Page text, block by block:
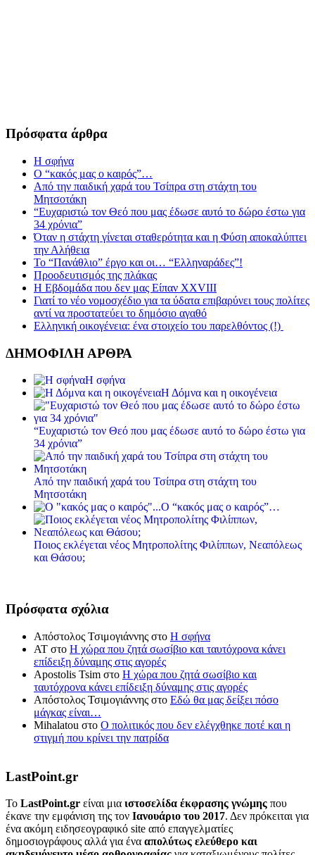
Πρόσφατα άρθρα
Η σφήνα
Ο “κακός μας ο καιρός”…
Από την παιδική χαρά του Τσίπρα στη στάχτη του
Μητσοτάκη
“Ευχαριστώ τον Θεό που μας έδωσε αυτό το δώρο έστω για
34 χρόνια”
Όταν η στάχτη γίνεται σταθερότητα και η Φύση αποκαλύπτει
την Αλήθεια
Το “Πανάθλιο” έργο και οι… “Ελληναράδες”!
Προοδευτισμός της πλάκας
Η Εβδομάδα που δεν μας Είπαν XXVIII
Γιατί το νέο νομοσχέδιο για τα ύδατα επιβαρύνει τους πολίτες
αντί να προστατεύει το δημόσιο αγαθό
Ελληνική οικογένεια: ένα στοιχείο του παρελθόντος (!)
ΔΗΜΟΦΙΛΗ ΑΡΘΡΑ
Η σφήνα
Η Δόμνα και η οικογένεια
“Ευχαριστώ τον Θεό που μας έδωσε αυτό το δώρο έστω για
34 χρόνια”
Από την παιδική χαρά του Τσίπρα στη στάχτη του
Μητσοτάκη
Ο “κακός μας ο καιρός”…
Ποιος εκλέγεται νέος Μητροπολίτης Φιλίππων, Νεαπόλεως
και Θάσου;
Πρόσφατα σχόλια
Απόστολος Τσιμογιάννης στο Η σφήνα
ΑΤ στο Η χώρα που ζητά σωσίβιο και ταυτόχρονα κάνει
επίδειξη δύναμης στις αγορές
Apostolis Tsim στο Η χώρα που ζητά σωσίβιο και
ταυτόχρονα κάνει επίδειξη δύναμης στις αγορές
Απόστολος Τσιμογιάννης στο Εδώ θα μας δείξει πόσο
μάγκας είναι…
Mihalatou στο Ο πολιτικός που δεν ελέγχθηκε ποτέ και η
στιγμή που κρίνει την πατρίδα
LastPoint.gr
To LastPoint.gr είναι μια ιστοσελίδα έκφρασης γνώμης που
έκανε την εμφάνιση της τον Ιανουάριο του 2017. Δεν πρόκειται για
ένα ακόμη ειδησεογραφικό site από επαγγελματίες
δημοσιογράφους αλλά για ένα απολύτως ελεύθερο και